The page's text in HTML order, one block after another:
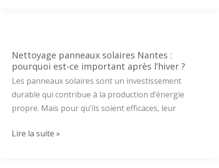
Pourquoi
choisir
une
entreprise
nantaise
Nettoyage panneaux solaires Nantes :
pourquoi est-ce important après l’hiver ?
Les panneaux solaires sont un investissement
durable qui contribue à la production d’énergie
propre. Mais pour qu’ils soient efficaces, leur
Nettoyage
Lire la suite »